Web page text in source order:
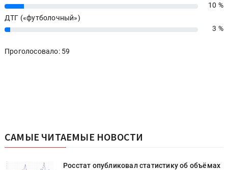
10%
10 %
ДТГ («футболочный»)
3% 3 %
Проголосовало: 59
САМЫЕ ЧИТАЕМЫЕ НОВОСТИ
Росстат опубликовал статистику об объёмах